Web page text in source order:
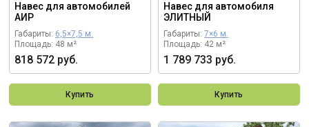
Навес для автомобилей
АИР
Габариты: 6,5×7,5 м.
Площадь: 48 м²
818 572 руб.
Купить
Навес для автомобиля
ЭЛИТНЫЙ
Габариты: 7×6 м.
Площадь: 42 м²
1 789 733 руб.
Купить